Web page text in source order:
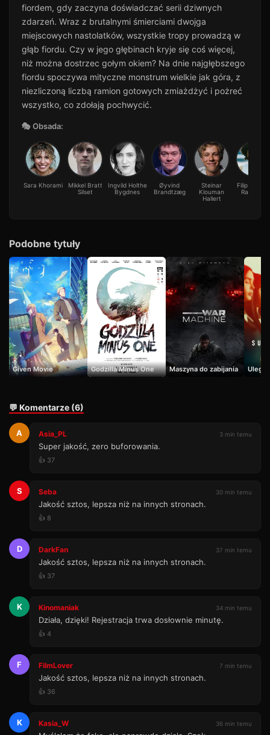
fiordem, gdy zaczyna doświadczać serii dziwnych
zdarzeń. Wraz z brutalnymi śmierciami dwojga
miejscowych nastolatków, wszystkie tropy prowadzą w
głąb fiordu. Czy w jego głębinach kryje się coś więcej,
niż można dostrzec gołym okiem? Na dnie najgłębszego
fiordu spoczywa mityczne monstrum wielkie jak góra, z
niezliczoną liczbą ramion gotowych zmiażdżyć i pożreć
wszystko, co zdołają pochwycić.
🎭 Obsada:
Sara Khorami
Mikkel Bratt
Silset
Ingvild Holthe
Bygdnes
Øyvind
Brandtzæg
Steinar
Klouman
Hallert
Filip Bargee
Ramberg
Podobne tytuły
Given Movie Godzilla Minus One Maszyna do zabijania
💬 Komentarze (6)
A Asia_PL 3 min temu
Super jakość, zero buforowania.
👍 37
S Seba 30 min temu
Jakość sztos, lepsza niż na innych stronach.
👍 8
D DarkFan 37 min temu
Jakość sztos, lepsza niż na innych stronach.
👍 37
K Kinomaniak 34 min temu
Działa, dzięki! Rejestracja trwa dosłownie minutę.
👍 4
F FilmLover 7 min temu
Jakość sztos, lepsza niż na innych stronach.
👍 36
K Kasia_W 36 min temu